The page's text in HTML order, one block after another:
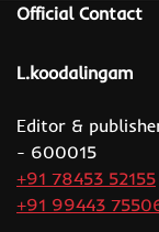
Official Contact
L.koodalingam
Editor &
- 600015
+91 78453 52155
+91 99443